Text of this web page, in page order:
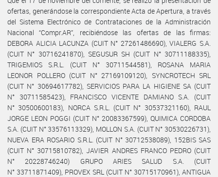
ofertas, generándose la correspondiente Acta de Apertura, a través
del Sistema Electrónico de Contrataciones de la Administración
Nacional “Compr.AR”, recibiéndose las ofertas de las firmas:
DEBORA ALICIA LACUNZA (CUIT N° 27261486690), VIALERG S.A.
(CUIT N° 30716241870), SEGUSUR SH (CUIT N° 30711188335),
TRIGEMIOS S.R.L. (CUIT N° 30711544581), ROSANA MARIA
LEONOR POLLERO (CUIT N° 27169109120), SYNCROTECH SRL
(CUIT N° 30694617782), SERVICIOS PARA LA HIGIENE SA (CUIT
N° 30711585423), FRANCISCO VICENTE DAMIANO S.A. (CUIT
N° 30500600183), NORCA S.R.L. (CUIT N° 30537321160), RAUL
JORGE LEON POGGI (CUIT N° 20083367599), QUIMICA CORDOBA
S.A. (CUIT N° 33576113329), MOLLON S.A. (CUIT N° 30530226731),
NUEVA ERA ROSARIO S.R.L. (CUIT N° 30712538089), 152BIS SAS
(CUIT N° 30715810782), JAVIER ANDRES FRANCO PEDRO (CUIT
N° 20228746240) GRUPO ARIES SALUD S.A. (CUIT
N° 33711871409), PROVEX SRL (CUIT N° 30715170961), ANTIGUA